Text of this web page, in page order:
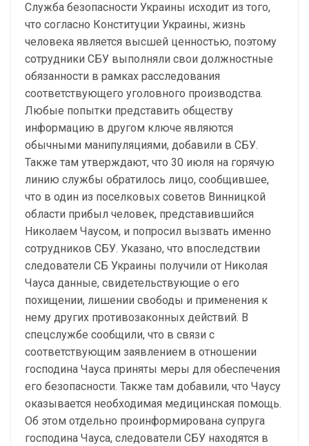
Служба безопасности Украины исходит из того,
что согласно Конституции Украины, жизнь
человека является высшей ценностью, поэтому
сотрудники СБУ выполняли свои должностные
обязанности в рамках расследования
соответствующего уголовного производства.
Любые попытки представить обществу
информацию в другом ключе являются
обычными манипуляциями, добавили в СБУ.
Также там утверждают, что 30 июля на горячую
линию службы обратилось лицо, сообщившее,
что в один из поселковых советов Винницкой
области прибыл человек, представившийся
Николаем Чаусом, и попросил вызвать именно
сотрудников СБУ. Указано, что впоследствии
следователи СБ Украины получили от Николая
Чауса данные, свидетельствующие о его
похищении, лишении свободы и применения к
нему других противозаконных действий. В
спецслужбе сообщили, что в связи с
соответствующим заявлением в отношении
господина Чауса приняты меры для обеспечения
его безопасности. Также там добавили, что Чаусу
оказывается необходимая медицинская помощь.
Об этом отдельно проинформирована супруга
господина Чауса, следователи СБУ находятся в